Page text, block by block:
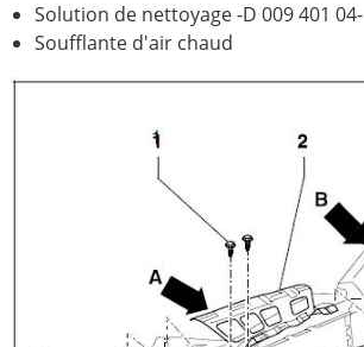
Solution de nettoyage -D 009 401 04-
Soufflante d'air chaud